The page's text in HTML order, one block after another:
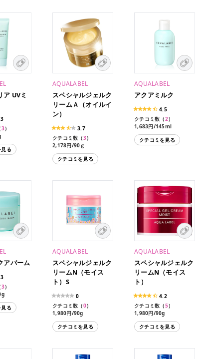
ア UVミ
3）
る
AQUALABEL
スペシャルジェルク
リームＡ（オイルイ
ン）
3.7
クチコミ数（3）
2,178円/90ｇ
クチコミを見る
AQUALABEL
アクアミルク
4.5
クチコミ数（2）
1,683円/145ml
1,353円/117ml（レフィ
ル）クチコミを見る
アバーム
3）
る
AQUALABEL
スペシャルジェルク
リームN（モイス
ト）S
0
クチコミ数（0）
1,980円/90g
クチコミを見る
AQUALABEL
スペシャルジェルク
リームN（モイス
ト）
4.2
クチコミ数（5）
1,980円/90g
クチコミを見る